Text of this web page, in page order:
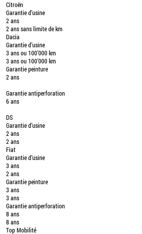
Citroën
Garantie d’usine
2 ans
2 ans sans limite de km
Dacia
Garantie d’usine
3 ans ou 100’000 km
3 ans ou 100’000 km
Garantie peinture
2 ans
Garantie antiperforation
6 ans
DS
Garantie d’usine
2 ans
2 ans
Fiat
Garantie d’usine
3 ans
2 ans
Garantie peinture
3 ans
3 ans
Garantie antiperforation
8 ans
8 ans
Top Mobilité